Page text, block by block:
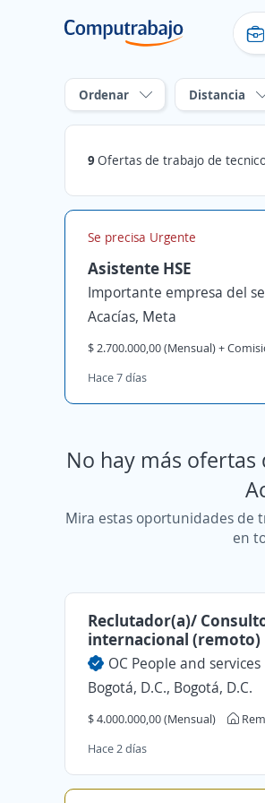
Ordenar Distancia
9 Ofertas de trabajo de tecnico
Se precisa Urgente
Asistente HSE
Importante empresa del
Acacías, Meta
$ 2.700.000,00 (Mensual) +
Hace 7 días
No hay más ofertas
Mira estas oportunidades de
en
Reclutador(a)/
internacional (remoto)
OC People and services
Bogotá, D.C., Bogotá, D.C.
$ 4.000.000,00 (Mensual)
Hace 2 días